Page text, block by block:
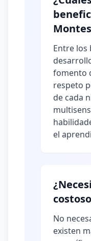
Entre los
fomento
respeto
de cada
el
No
existen